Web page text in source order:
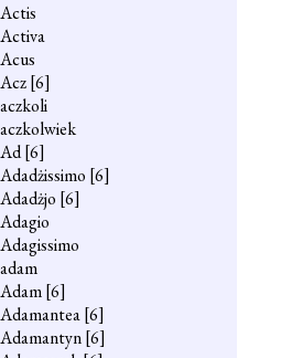
Actis
Activa
Acus
Acz[6]
aczkoli
aczkolwiek
Ad[6]
Adadżissimo [6]
Adadżjo [6]
Adagio
Adagissimo
adam
Adam[6]
Adamantea[6]
Adamantyn[6]